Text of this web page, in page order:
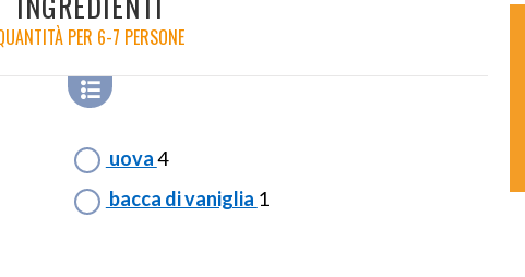
PER 6-7 PERSONE
uova4
bacca di vaniglia 1